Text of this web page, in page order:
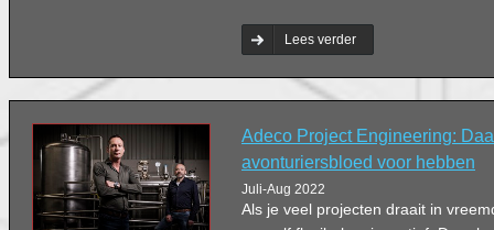
Lees verder
Adeco Project Engineering:
avonturiersbloed voor hebben
Juli-Aug 2022
Als je veel projecten draait in